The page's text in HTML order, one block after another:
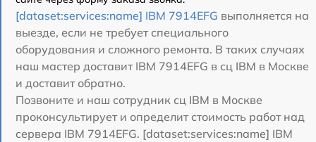
[dataset:services:name] IBM 7914EFG выполняется на
выезде, если не требует специального
оборудования и сложного ремонта. В таких случаях
наш мастер доставит IBM 7914EFG в сц IBM в Москве
и доставит обратно.
Позвоните и наш сотрудник сц IBM в Москве
проконсультирует и определит стоимость работ над
сервера IBM 7914EFG. [dataset:services:name] IBM